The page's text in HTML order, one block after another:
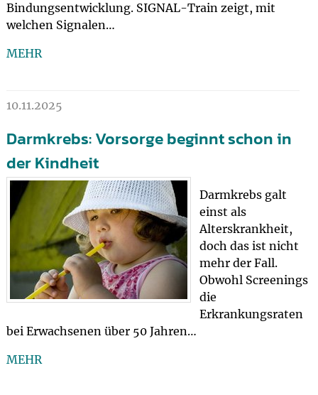
Bindungsentwicklung. SIGNAL-Train zeigt, mit
welchen Signalen…
MEHR
10.11.2025
Darmkrebs: Vorsorge beginnt schon in
der Kindheit
Darmkrebs galt
einst als
Alterskrankheit,
doch das ist nicht
mehr der Fall.
Obwohl Screenings
die
Erkrankungsraten
bei Erwachsenen über 50 Jahren…
MEHR